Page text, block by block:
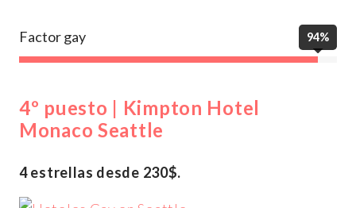
Factor gay 94%
4º puesto | Kimpton Hotel
Monaco Seattle
4 estrellas desde 230$.